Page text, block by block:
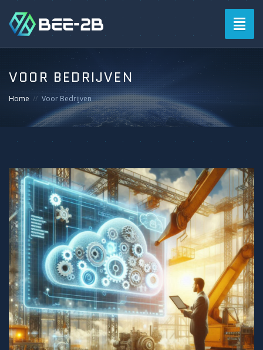
VOOR BEDRIJVEN
Home Voor Bedrijven